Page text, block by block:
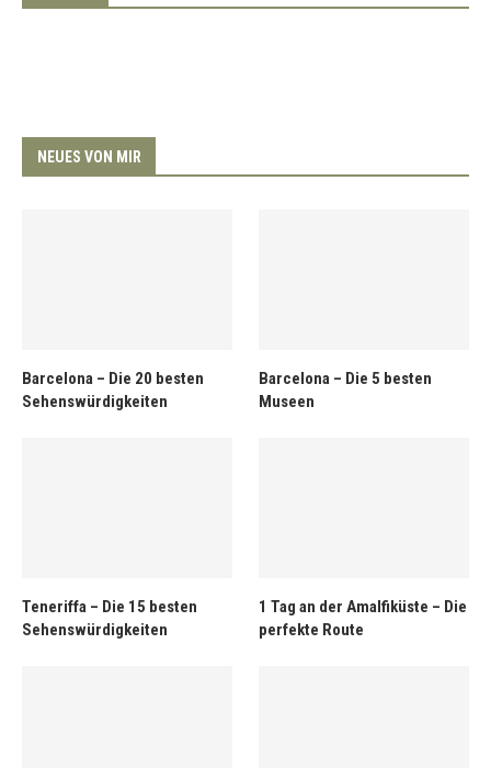
NEUES VON MIR
Barcelona – Die 20 besten
Sehenswürdigkeiten
Barcelona – Die 5 besten
Museen
Teneriffa – Die 15 besten
Sehenswürdigkeiten
1 Tag an der Amalfiküste – Die
perfekte Route